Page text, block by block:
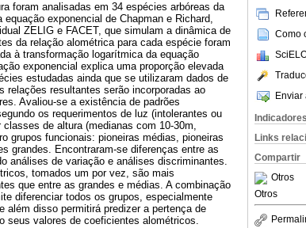
Como
Enviar
Indicadores
Links
Compartir
Otros
Otros
foram analisadas em 34 espécies arbóreas da
exponencial de Chapman e Richard,
ZELIG e FACET, que simulam a dinâmica de
da relação alométrica para cada espécie foram
à transformação logarítmica da equação
exponencial explica uma proporção elevada
estudadas ainda que se utilizaram dados de
relações resultantes serão incorporadas ao
Avaliou-se a existência de padrões
os requerimentos de luz (intolerantes ou
de altura (medianas com 10-30m,
grupos funcionais: pioneiras médias, pioneiras
grandes. Encontraram-se diferenças entre as
análises de variação e análises discriminantes.
tomados um por vez, são mais
que entre as grandes e médias. A combinação
diferenciar todos os grupos, especialmente
além disso permitirá predizer a pertença de
seus valores de coeficientes alométricos.